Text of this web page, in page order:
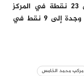
ورفع فريق الرجاء الرياضي رصيده إلى 23 نقطة في المركز
الرابع، فيما تجمد رصيد فريق مولودية وجدة إلى 9 نقط في
مركب محمد الخامس